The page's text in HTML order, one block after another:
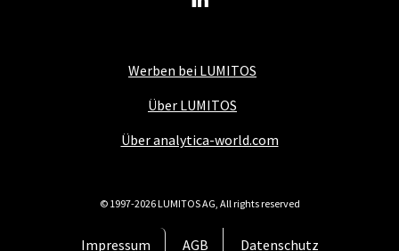
Werben bei LUMITOS
Über LUMITOS
Über analytica-world.com
Impressum AGB Datenschutz
© 1997-2026 LUMITOS AG, All rights reserved